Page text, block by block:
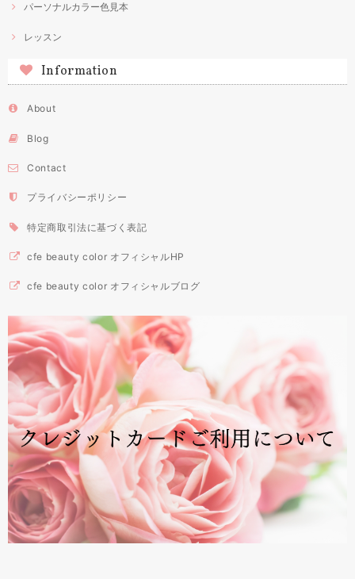
パーソナルカラー色見本
レッスン
Information
About
Blog
Contact
プライバシーポリシー
特定商取引法に基づく表記
cfe beauty color オフィシャルHP
cfe beauty color オフィシャルブログ